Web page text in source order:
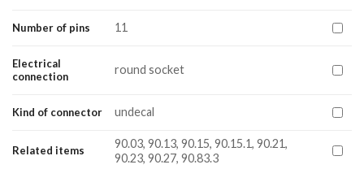
Number of pins 11
Electrical
connection
round socket
Kind of connector undecal
Related items
90.03, 90.13, 90.15, 90.15.1, 90.21,
90.23, 90.27, 90.83.3